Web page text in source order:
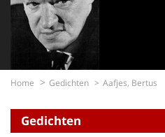
Home Gedichten Aafjes, Bertus
Gedichten